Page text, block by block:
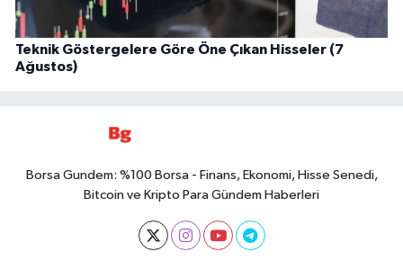
Teknik Göstergelere Göre Öne Çıkan Hisseler (7
Ağustos)
Borsa Gundem: %100 Borsa - Finans, Ekonomi, Hisse Senedi,
Bitcoin ve Kripto Para Gündem Haberleri